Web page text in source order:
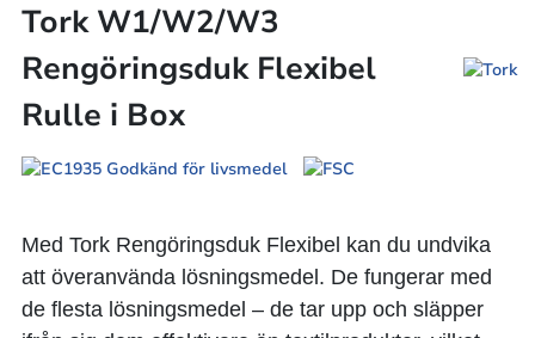
Tork W1/W2/W3
Rengöringsduk Flexibel
Rulle i Box
Med Tork Rengöringsduk Flexibel kan du undvika
att överanvända lösningsmedel. De fungerar med
de flesta lösningsmedel – de tar upp och släpper